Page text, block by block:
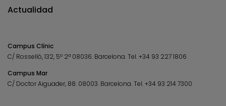
Actualidad
Campus Clínic
C/ Rosselló, 132, 5º 2ª 08036. Barcelona.Tel.+34 93 227 1806
Campus Mar
C/ Doctor Aiguader, 88. 08003. Barcelona.Tel.+34 93 214 7300